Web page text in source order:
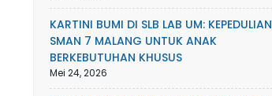
KARTINI BUMI DI SLB LAB UM: KEPEDULIAN
SMAN 7 MALANG UNTUK ANAK
BERKEBUTUHAN KHUSUS
Mei 24, 2026